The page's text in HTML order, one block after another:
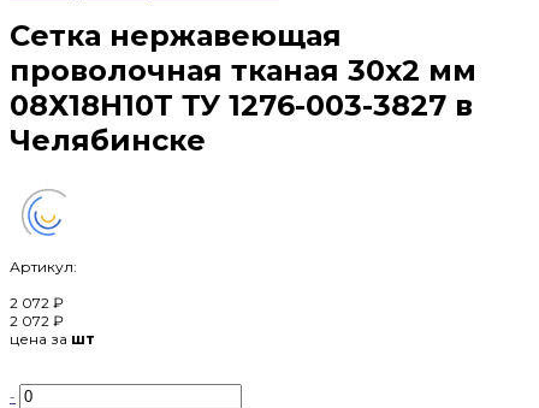
Сетка нержавеющая
проволочная тканая 30х2 мм
08Х18Н10Т ТУ 1276-003-3827 в
Челябинске
Артикул:
2 072 ₽
2 072 ₽
цена за шт
-